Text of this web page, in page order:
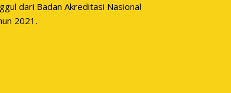
dari Badan Akreditasi Nasional
2021.